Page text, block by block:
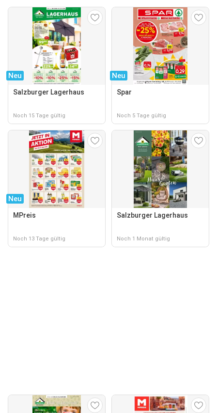
Neu
Salzburger Lagerhaus
Noch 15 Tage gültig
Neu
Spar
Noch 5 Tage gültig
Neu
MPreis
Noch 13 Tage gültig
Salzburger Lagerhaus
Noch 1 Monat gültig